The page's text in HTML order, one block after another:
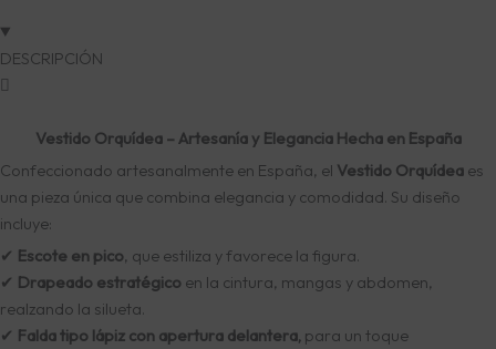
DESCRIPCIÓN
Vestido Orquídea – Artesanía y Elegancia Hecha en España
Confeccionado artesanalmente en España, el Vestido Orquídea es
una pieza única que combina elegancia y comodidad. Su diseño
incluye:
✔ Escote en pico , que estiliza y favorece la figura.
✔ Drapeado estratégico en la cintura, mangas y abdomen,
realzando la silueta.
✔ Falda tipo lápiz con apertura delantera, para un toque